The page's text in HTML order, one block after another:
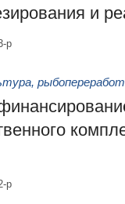
и
р
р